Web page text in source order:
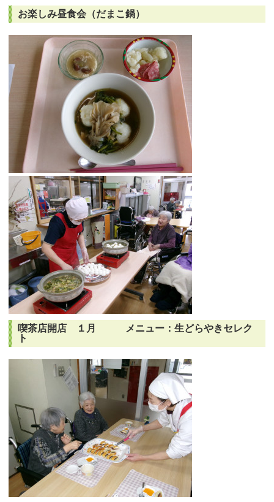
お楽しみ昼食会（だまこ鍋）
喫茶店開店 １月 メニュー：生どらやきセレク
ト